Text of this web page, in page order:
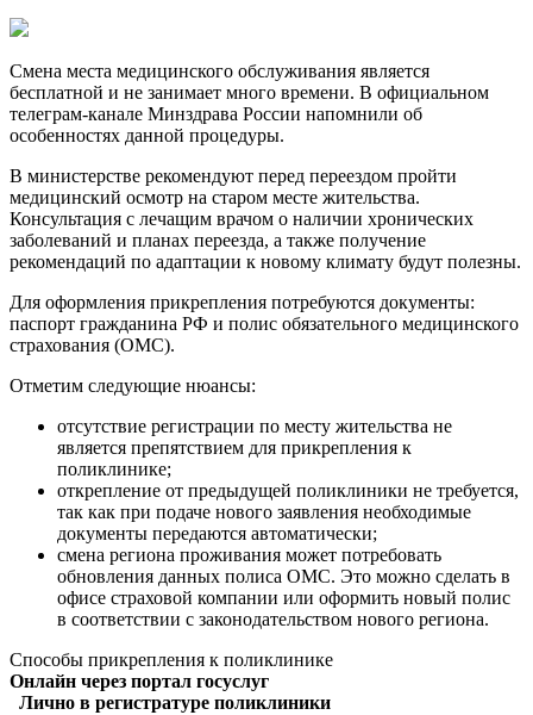
Смена места медицинского обслуживания является
бесплатной и не занимает много времени. В официальном
телеграм-канале Минздрава России напомнили об
особенностях данной процедуры.
В министерстве рекомендуют перед переездом пройти
медицинский осмотр на старом месте жительства.
Консультация с лечащим врачом о наличии хронических
заболеваний и планах переезда, а также получение
рекомендаций по адаптации к новому климату будут полезны.
Для оформления прикрепления потребуются документы:
паспорт гражданина РФ и полис обязательного медицинского
страхования (ОМС).
Отметим следующие нюансы:
отсутствие регистрации по месту жительства не
является препятствием для прикрепления к
поликлинике;
открепление от предыдущей поликлиники не требуется,
так как при подаче нового заявления необходимые
документы передаются автоматически;
смена региона проживания может потребовать
обновления данных полиса ОМС. Это можно сделать в
офисе страховой компании или оформить новый полис
в соответствии с законодательством нового региона.
Способы прикрепления к поликлинике
Онлайн через портал госуслуг
Лично в регистратуре поликлиники